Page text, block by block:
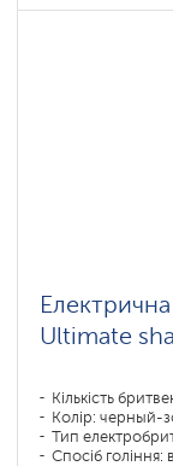
Ultimate
Кількість
Колір: черный-
Тип
Спосіб